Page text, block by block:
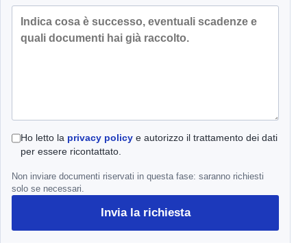
Ho letto la privacy policye autorizzo il trattamento dei dati
per essere ricontattato.
Non inviare documenti riservati in questa fase: saranno richiesti
solo se necessari.
Invia la richiesta